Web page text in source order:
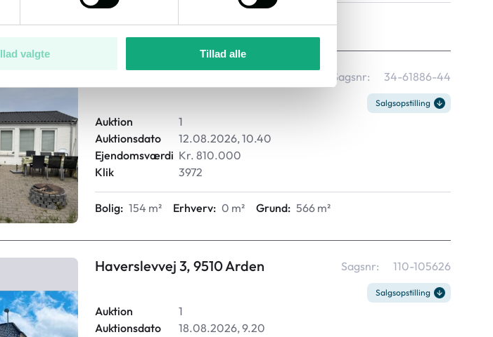
valgte Tillad alle
Grønlandssti 4, 9850 Hirtshals Sagsnr: 34-61886-44
Salgsopstilling
Auktion
1
Auktionsdato
12.08.2026, 10.40
Ejendomsværdi Kr. 810.000
Klik
3972
Bolig: 154 m² Erhverv: 0 m² Grund: 566 m²
Haverslevvej 3, 9510 Arden Sagsnr: 110-105626
Salgsopstilling
Auktion
1
Auktionsdato
18.08.2026, 9.20